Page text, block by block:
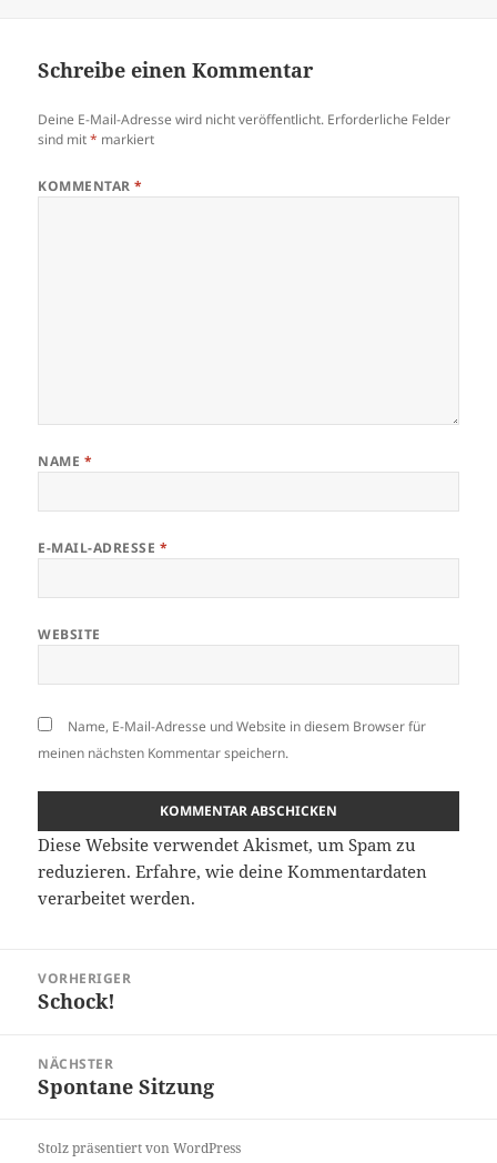
Schreibe einen Kommentar
Deine E-Mail-Adresse wird nicht veröffentlicht. Erforderliche Felder
sind mit* markiert
KOMMENTAR*
NAME *
E-MAIL-ADRESSE *
WEBSITE
Name, E-Mail-Adresse und Website in diesem Browser für
meinen nächsten Kommentar speichern.
Diese Website verwendet Akismet, um Spam zu
reduzieren.Erfahre, wie deine Kommentardaten
verarbeitet werden.
VORHERIGER
Vorheriger
Schock!
NÄCHSTER
Nächster
Spontane Sitzung
Stolz präsentiert von WordPress